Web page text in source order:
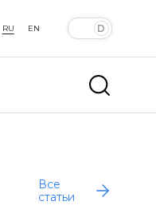
RU EN
Все
статьи